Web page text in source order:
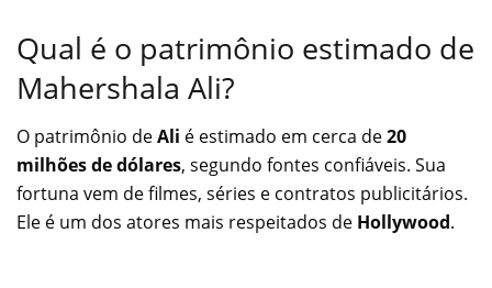
Qual é o patrimônio estimado de
Mahershala Ali?
O patrimônio deAli é estimado em cerca de20
milhões de dólares, segundo fontes confiáveis. Sua
fortuna vem de filmes, séries e contratos publicitários.
Ele é um dos atores mais respeitados de Hollywood.